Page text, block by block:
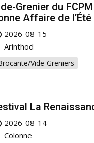
Grenier du
Affaire de l’Été
!
2026-08-15
Arinthod
Vide-Greniers
La
2026-08-14
Colonne